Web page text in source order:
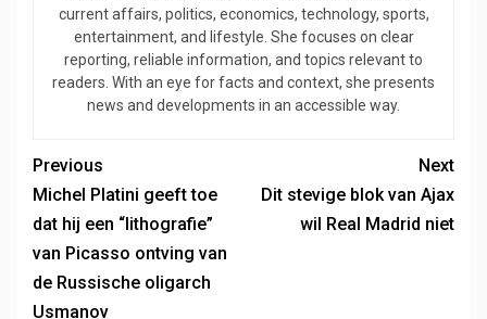
current affairs, politics, economics, technology, sports,
entertainment, and lifestyle. She focuses on clear
reporting, reliable information, and topics relevant to
readers. With an eye for facts and context, she presents
news and developments in an accessible way.
Previous
Michel Platini geeft toe
dat hij een “lithografie”
van Picasso ontving van
de Russische oligarch
Usmanov
Next
Dit stevige blok van Ajax
wil Real Madrid niet